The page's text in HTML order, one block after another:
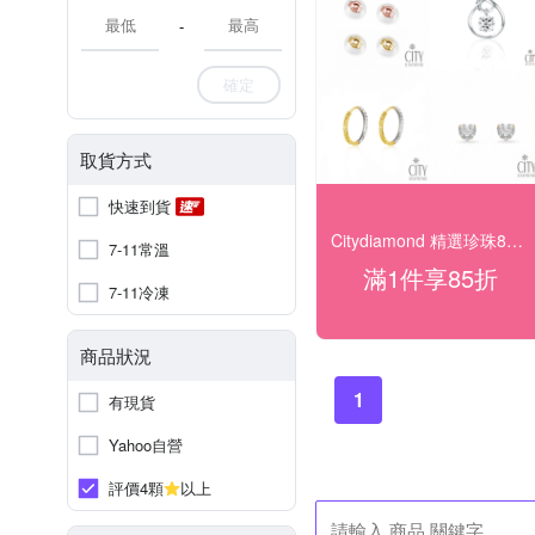
-
確定
取貨方式
快速到貨
7-11常溫
7-11冷凍
商品狀況
有現貨
Yahoo自營
評價4顆
以上
Citydiamond 精選珍珠85折
滿1件享85折
1